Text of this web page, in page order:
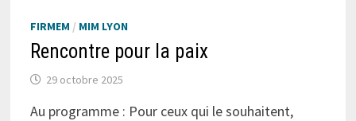
FIRMEM / MIM LYON
Rencontre pour la paix
29 octobre 2025
Au programme : Pour ceux qui le souhaitent,